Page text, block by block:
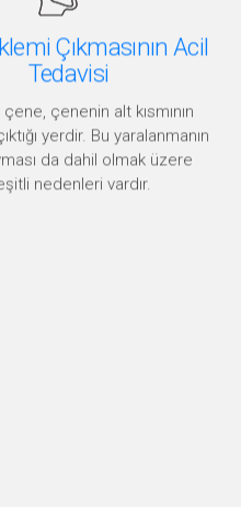
Çıkmasının Acil
Tedavisi
çene, çenenin alt kısmının
yerdir. Bu yaralanmanın
da dahil olmak üzere
nedenleri vardır.